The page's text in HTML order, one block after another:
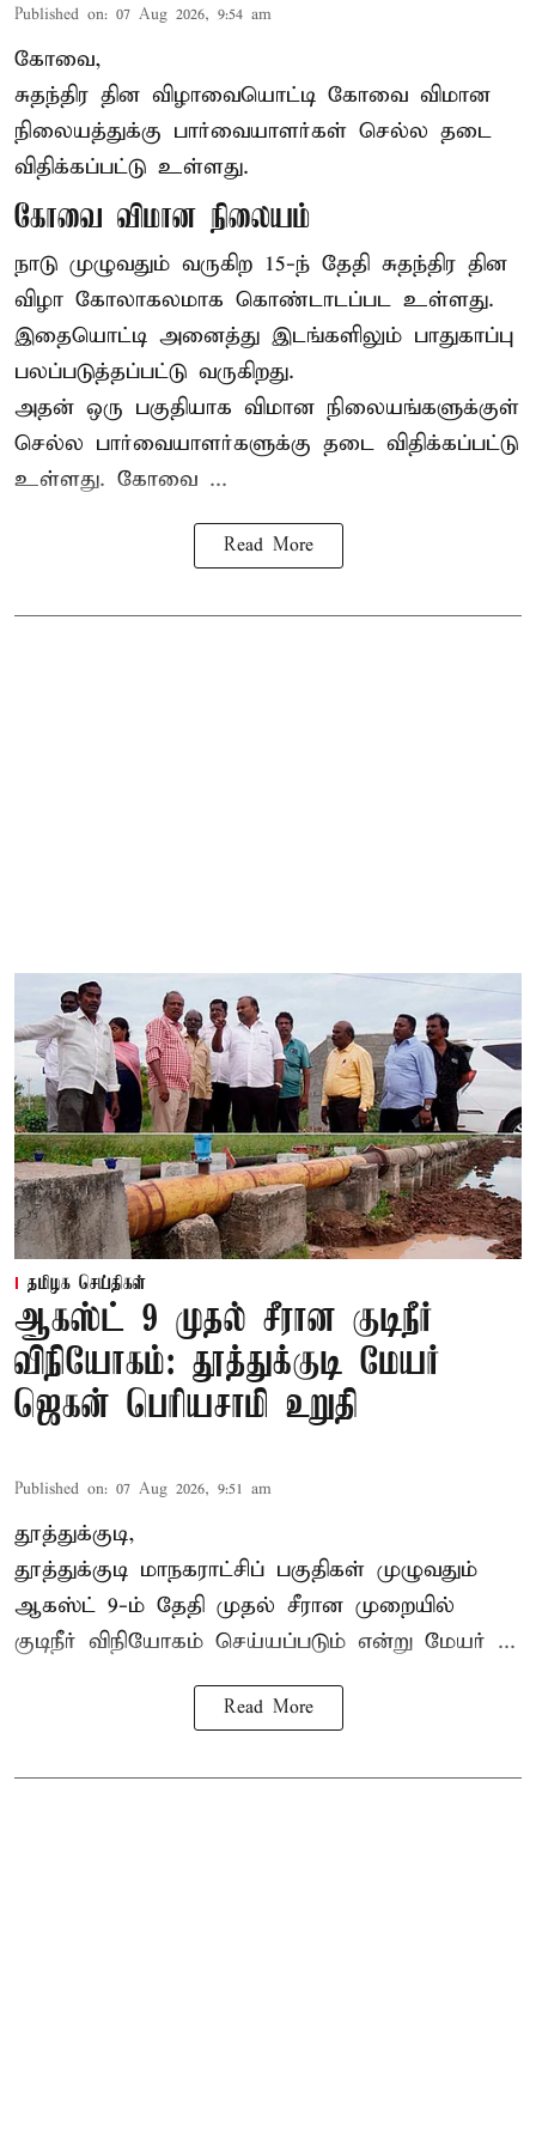
Published on: 07 Aug 2026, 9:54 am
கோவை,
சுதந்திர தின விழாவையொட்டி கோவை விமான
நிலையத்துக்கு பார்வையாளர்கள் செல்ல தடை
விதிக்கப்பட்டு உள்ளது.
கோவை விமான நிலையம்
நாடு முழுவதும் வருகிற 15-ந் தேதி சுதந்திர தின
விழா கோலாகலமாக கொண்டாடப்பட உள்ளது.
இதையொட்டி அனைத்து இடங்களிலும் பாதுகாப்பு
பலப்படுத்தப்பட்டு வருகிறது.
அதன் ஒரு பகுதியாக விமான நிலையங்களுக்குள்
செல்ல பார்வையாளர்களுக்கு தடை விதிக்கப்பட்டு
உள்ளது. கோவை ...
Read More
தமிழக செய்திகள்
ஆகஸ்ட் 9 முதல் சீரான குடிநீர்
விநியோகம்: தூத்துக்குடி மேயர்
ஜெகன் பெரியசாமி உறுதி
Published on: 07 Aug 2026, 9:51 am
தூத்துக்குடி,
தூத்துக்குடி மாநகராட்சிப் பகுதிகள் முழுவதும்
ஆகஸ்ட் 9-ம் தேதி முதல் சீரான முறையில்
குடிநீர் விநியோகம் செய்யப்படும் என்று மேயர் ...
Read More